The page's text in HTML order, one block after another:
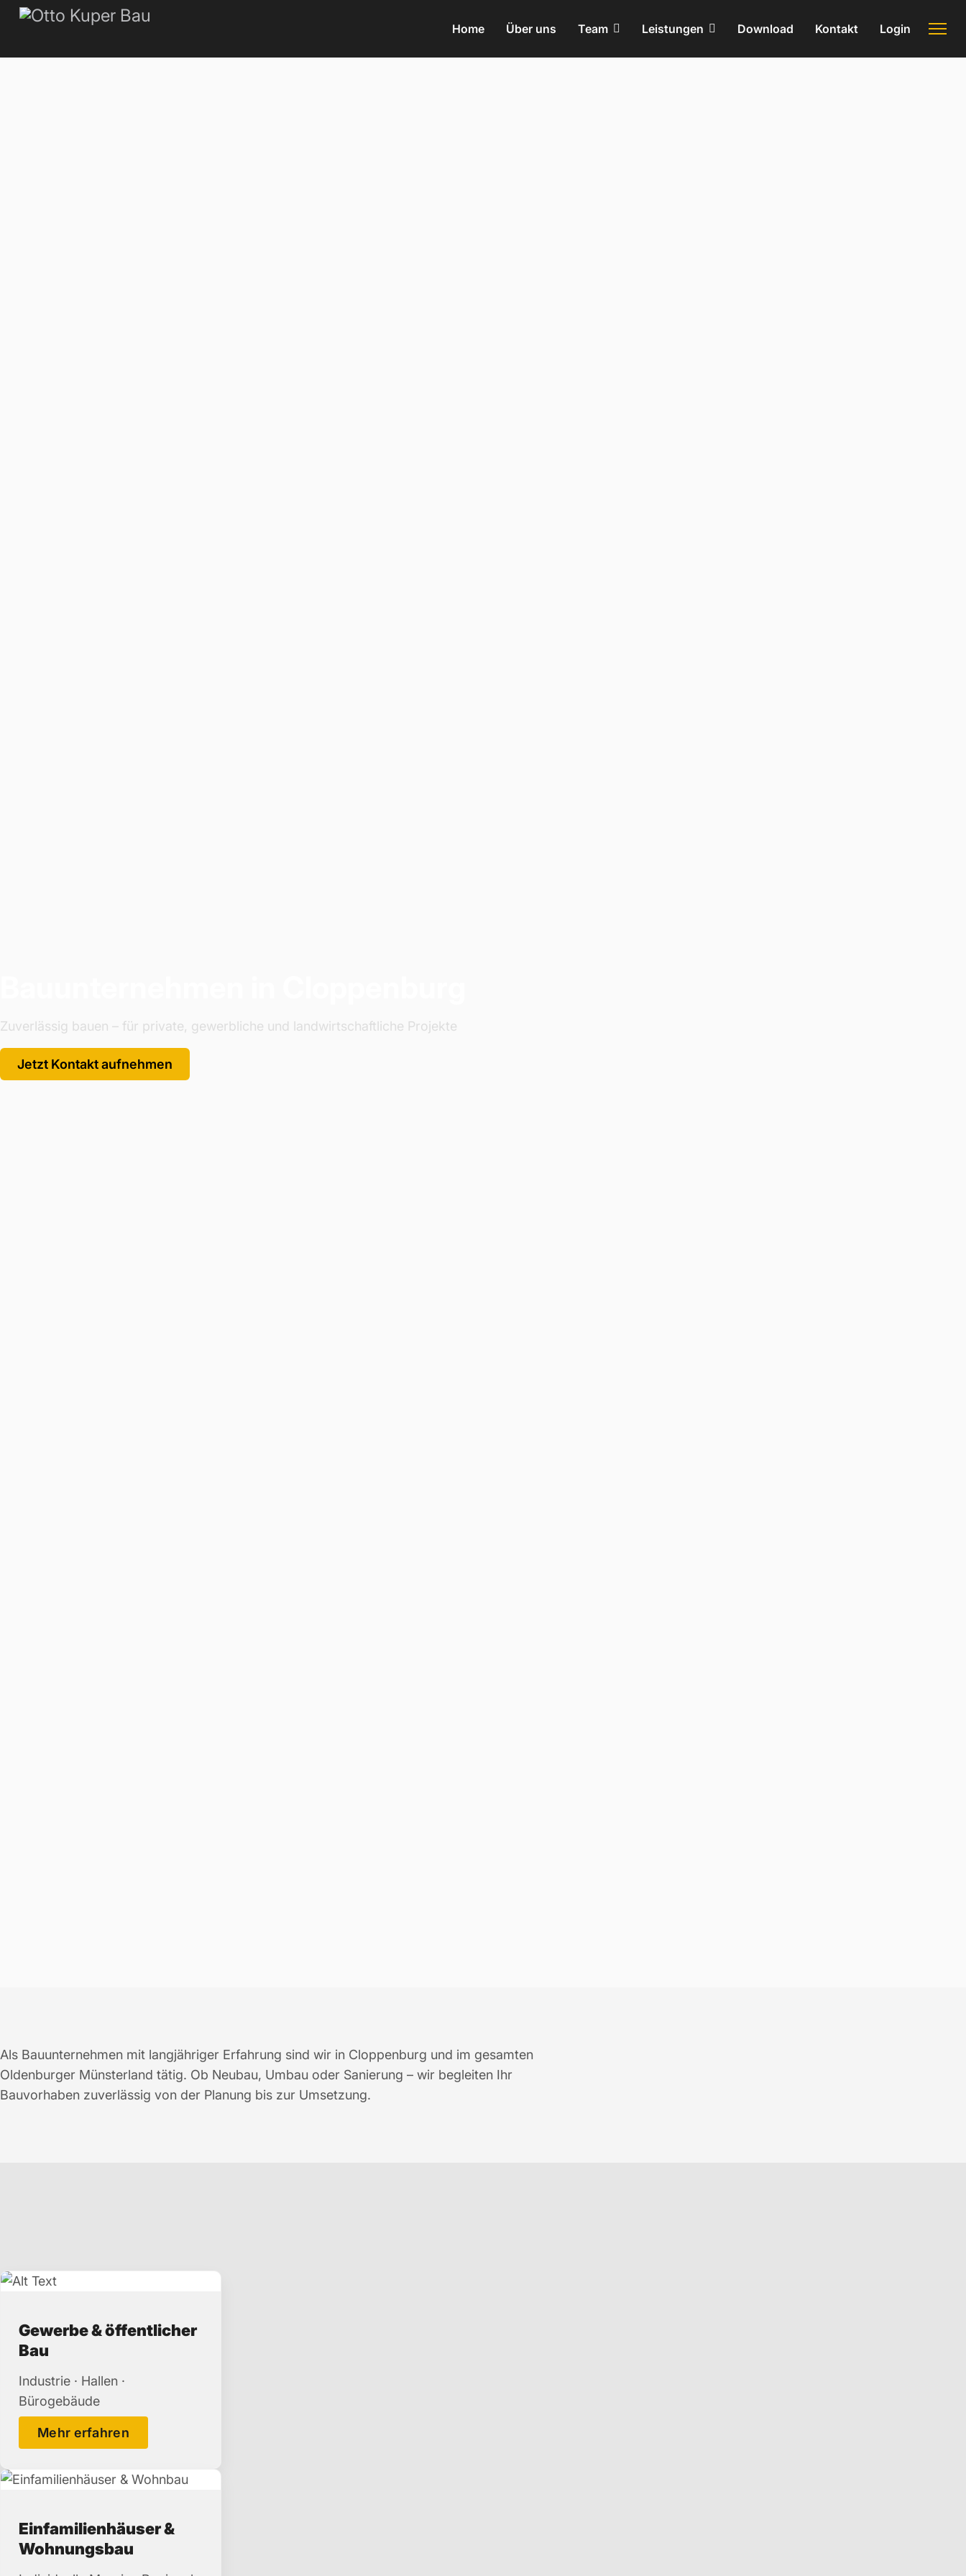
Home Über uns Team Leistungen Download Kontakt Login
Zuverlässig bauen – für private, gewerbliche und landwirtschaftliche Projekte
Jetzt Kontakt aufnehmen
Als Bauunternehmen mit langjähriger Erfahrung sind wir in Cloppenburg und im gesamten
Oldenburger Münsterland tätig. Ob Neubau, Umbau oder Sanierung – wir begleiten Ihr
Bauvorhaben zuverlässig von der Planung bis zur Umsetzung.
Gewerbe & öffentlicher
Bau
Industrie · Hallen ·
Bürogebäude
Mehr erfahren
Einfamilienhäuser &
Wohnungsbau